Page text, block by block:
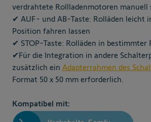
verdrahtete Rollladenmotoren manuell
✔ AUF- und AB-Taste: Rolläden leicht
Position fahren lassen
✔ STOP-Taste: Rolläden in bestimmter
✔Für die Integration in andere
zusätzlich ein Adapterrahmen des
Format 50 x 50 mm erforderlich.
Kompatibel mit: